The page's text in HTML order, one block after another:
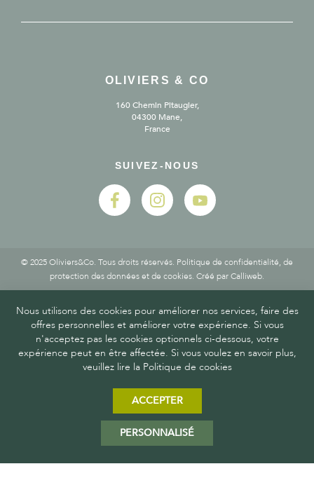
OLIVIERS & CO
160 Chemin Pitaugier,
04300 Mane,
France
SUIVEZ-NOUS
© 2025 Oliviers&Co. Tous droits réservés. Politique de confidentialité, de
protection des données et de cookies. Créé parCalliweb.
Nous utilisons des cookies pour améliorer nos services, faire des
offres personnelles et améliorer votre expérience. Si vous
n'acceptez pas les cookies optionnels ci-dessous, votre
expérience peut en être affectée. Si vous voulez en savoir plus,
veuillez lire la Politique de cookies
ACCEPTER
PERSONNALISÉ